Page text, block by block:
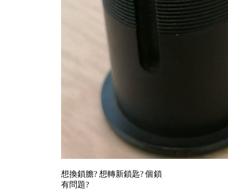
想換鎖膽? 想轉新鎖匙? 個鎖
有問題?